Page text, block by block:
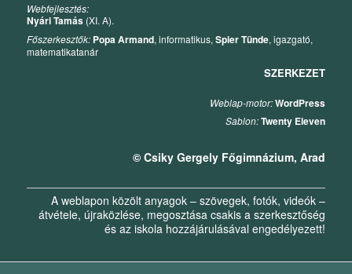
Webfejlesztés:
Nyári Tamás (XI. A).
Főszerkesztők: Popa Armand, informatikus,Spier Tünde, igazgató,
matematikatanár
SZERKEZET
Weblap-motor:WordPress
Sablon:Twenty Eleven
© Csiky Gergely Főgimnázium, Arad
A weblapon közölt anyagok – szövegek, fotók, videók –
átvétele, újraközlése, megosztása csakis a szerkesztőség
és az iskola hozzájárulásával engedélyezett!